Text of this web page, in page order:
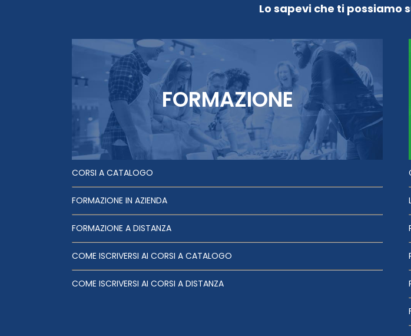
Lo sapevi che ti possiamo
FORMAZIONE
CORSI A CATALOGO
FORMAZIONE IN AZIENDA
FORMAZIONE A DISTANZA
COME ISCRIVERSI AI CORSI A CATALOGO
COME ISCRIVERSI AI CORSI A DISTANZA